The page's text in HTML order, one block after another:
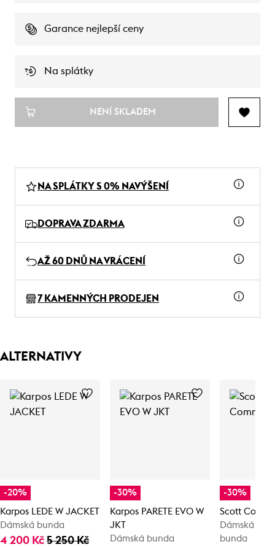
Garance nejlepší ceny
Na splátky
NENÍ SKLADEM
NA SPLÁTKY S 0% NAVÝŠENÍ
DOPRAVA ZDARMA
AŽ 60 DNŮ NA VRÁCENÍ
7 KAMENNÝCH PRODEJEN
ALTERNATIVY
-20%
Karpos LEDE W JACKET
Dámská bunda
4 200 Kč 5 250 Kč
-30%
Karpos PARETE EVO W
JKT
Dámská bunda
-30%
Scott
Dámská
bunda